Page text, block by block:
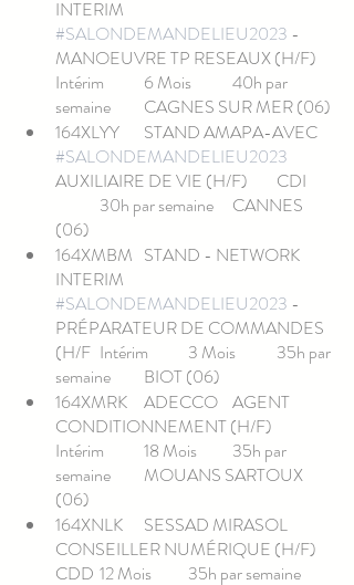
#SALONDEMANDELIEU2023 -
MANOEUVRE TP RESEAUX (H/F)
Intérim	6 Mois	40h par
semaine	CAGNES SUR MER (06)
#SALONDEMANDELIEU2023
AUXILIAIRE DE VIE (H/F)	CDI
(06)
164XMBM	STAND - NETWORK
#SALONDEMANDELIEU2023 -
PRÉPARATEUR DE COMMANDES
(H/F	Intérim	3 Mois	35h par
semaine	BIOT (06)
164XMRK	ADECCO	AGENT
CONDITIONNEMENT (H/F)
Intérim	18 Mois	35h par
semaine	MOUANS SARTOUX
(06)
164XNLK	SESSAD MIRASOL
CONSEILLER NUMÉRIQUE (H/F)
CDD	12 Mois	35h par semaine